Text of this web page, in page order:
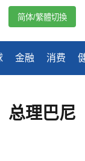
金融 消费
简体/繁體切換
总理巴尼